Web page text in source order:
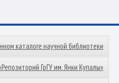
каталоге научной библиотеки
ГрГУ им. Янки Купалы»